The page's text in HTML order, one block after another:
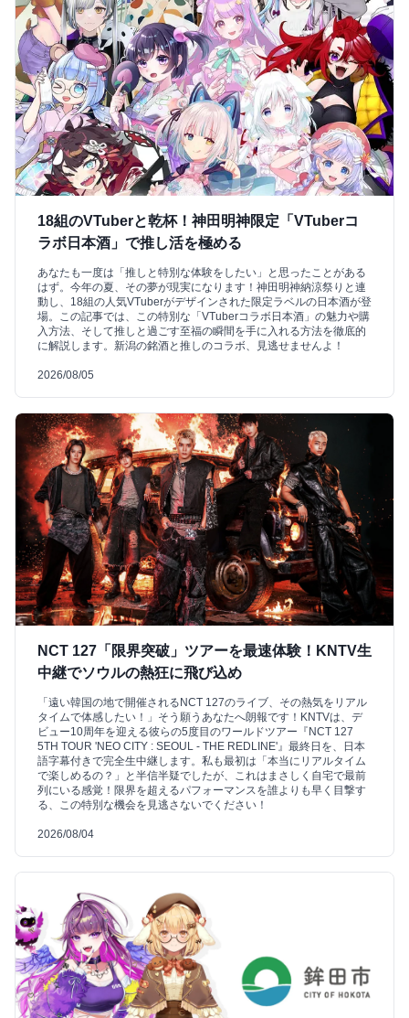
18組のVTuberと乾杯！神田明神限定「VTuberコ
ラボ日本酒」で推し活を極める
あなたも一度は「推しと特別な体験をしたい」と思ったことがある
はず。今年の夏、その夢が現実になります！神田明神納涼祭りと連
動し、18組の人気VTuberがデザインされた限定ラベルの日本酒が登
場。この記事では、この特別な「VTuberコラボ日本酒」の魅力や購
入方法、そして推しと過ごす至福の瞬間を手に入れる方法を徹底的
に解説します。新潟の銘酒と推しのコラボ、見逃せませんよ！
2026/08/05
NCT 127「限界突破」ツアーを最速体験！KNTV生
中継でソウルの熱狂に飛び込め
「遠い韓国の地で開催されるNCT 127のライブ、その熱気をリアル
タイムで体感したい！」そう願うあなたへ朗報です！KNTVは、デ
ビュー10周年を迎える彼らの5度目のワールドツアー『NCT 127
5TH TOUR 'NEO CITY : SEOUL - THE REDLINE'』最終日を、日本
語字幕付きで完全生中継します。私も最初は「本当にリアルタイム
で楽しめるの？」と半信半疑でしたが、これはまさしく自宅で最前
列にいる感覚！限界を超えるパフォーマンスを誰よりも早く目撃す
る、この特別な機会を見逃さないでください！
2026/08/04